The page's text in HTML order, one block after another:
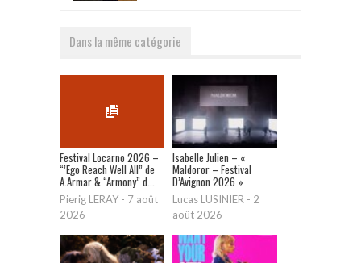
Dans la même catégorie
Festival Locarno 2026 –
“’Ego Reach Well All” de
A.Armar & “Armony” d...
Pierig LERAY - 7 août
2026
Isabelle Julien – «
Maldoror – Festival
D’Avignon 2026 »
Lucas LUSINIER - 2
août 2026